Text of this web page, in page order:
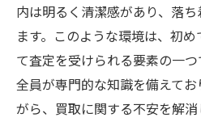
内は明るく清潔感があり、落
ます。このような環境は、初
て査定を受けられる要素の一
全員が専門的な知識を備えて
がら、買取に関する不安を解